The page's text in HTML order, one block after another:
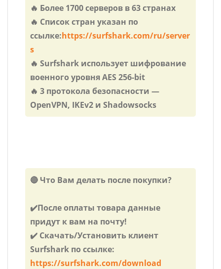
🔥 Более 1700 серверов в 63 странах
🔥 Список стран указан по
ссылке:https://surfshark.com/ru/server
s
🔥 Surfshark использует шифрование
военного уровня AES 256-bit
🔥 3 протокола безопасности —
OpenVPN, IKEv2 и Shadowsocks
🔴 Что Вам делать после покупки?
✔️После оплаты товара данные
придут к вам на почту!
✔️ Скачать/Установить клиент
Surfshark по ссылке:
https://surfshark.com/download